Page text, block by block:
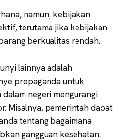
namun, kebijakan
terutama jika kebijakan
berkualitas rendah.
lainnya adalah
propaganda untuk
negeri mengurangi
Misalnya, pemerintah dapat
tentang bagaimana
gangguan kesehatan.